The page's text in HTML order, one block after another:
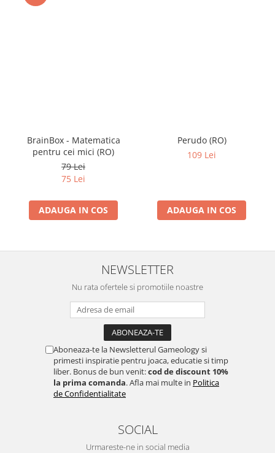
BrainBox - Matematica
pentru cei mici (RO)
79 Lei
75 Lei
ADAUGA IN COS
Perudo (RO)
109 Lei
ADAUGA IN COS
NEWSLETTER
Nu rata ofertele si promotiile noastre
Aboneaza-te la Newsletterul Gameology si
primesti inspiratie pentru joaca, educatie si timp
liber. Bonus de bun venit:cod de discount 10%
la prima comanda. Afla mai multe in Politica
de Confidentialitate
SOCIAL
Urmareste-ne in social media